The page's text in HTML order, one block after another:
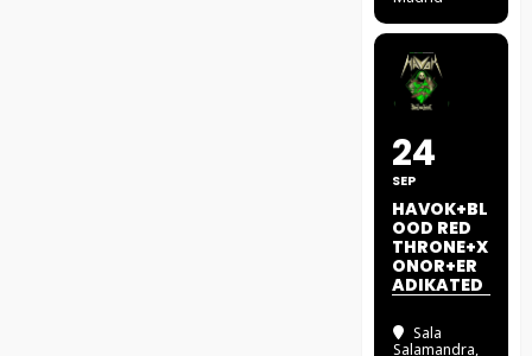
24
SEP
HAVOK+BL
OOD RED
THRONE+X
ONOR+ER
ADIKATED
Sala
Salamandra,